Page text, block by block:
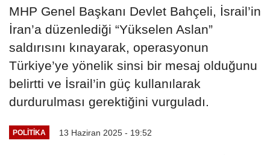
MHP Genel Başkanı Devlet Bahçeli, İsrail’in
İran’a düzenlediği “Yükselen Aslan”
saldırısını kınayarak, operasyonun
Türkiye’ye yönelik sinsi bir mesaj olduğunu
belirtti ve İsrail’in güç kullanılarak
durdurulması gerektiğini vurguladı.
POLITIKA 13 Haziran 2025 - 19:52